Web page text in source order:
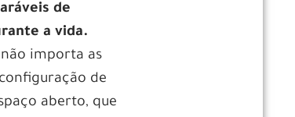
de
a vida.
importa as
de
aberto, que